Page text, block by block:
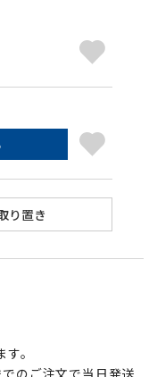
。
のご注文で当日発送